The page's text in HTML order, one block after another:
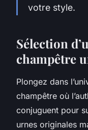
votre style.
Sélection
champêtre
Plongez dans
champêtre où
conjuguent pour
urnes originales